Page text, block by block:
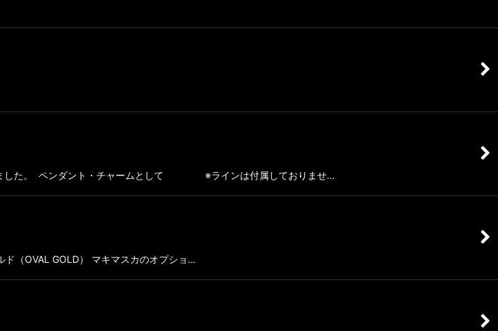
ました。 ペンダント・チャームとして ※ラインは付属しておりませ…
（OVAL GOLD） マキマスカのオプショ…